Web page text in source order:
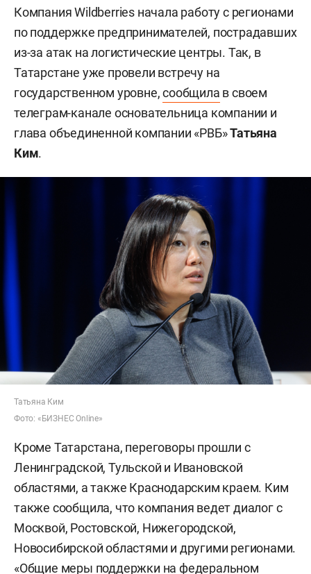
Компания Wildberries начала работу с регионами
по поддержке предпринимателей, пострадавших
из-за атак на логистические центры. Так, в
Татарстане уже провели встречу на
государственном уровне,сообщила в своем
телеграм-канале основательница компании и
глава объединенной компании «РВБ»Татьяна
Ким.
Татьяна Ким
Фото: «БИЗНЕС Online»
Кроме Татарстана, переговоры прошли с
Ленинградской, Тульской и Ивановской
областями, а также Краснодарским краем. Ким
также сообщила, что компания ведет диалог с
Москвой, Ростовской, Нижегородской,
Новосибирской областями и другими регионами.
«Общие меры поддержки на федеральном